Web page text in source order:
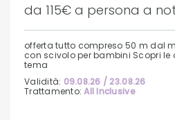
da 115€ a persona a
offerta tutto compreso 50 m dal
con scivolo per bambini Scopri
tema
Validità: 09.08.26 / 23.08.26
Trattamento:All Inclusive